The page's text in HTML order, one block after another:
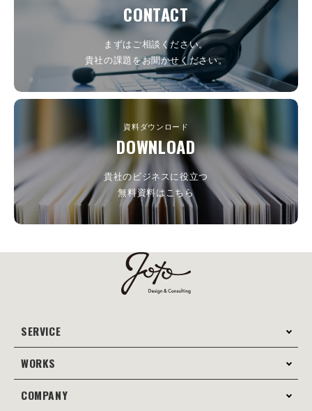
資料ダウンロード
DOWNLOAD
貴社のビジネスに役立つ
無料資料はこちら
CONTACT
まずはご相談ください。
貴社の課題をお聞かせください。
SERVICE
サービス案内
コンサルティング
WORKS
制作事例
COMPANY